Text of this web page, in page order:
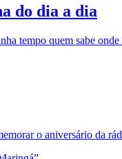
do dia a dia
tempo quem sabe onde
o aniversário da